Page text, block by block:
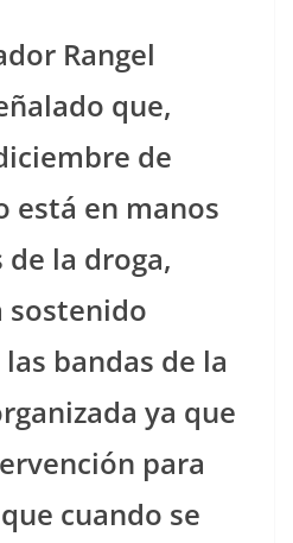
Rangel
que,
de
está en manos
la droga,
sostenido
bandas de la
ya que
para
cuando se